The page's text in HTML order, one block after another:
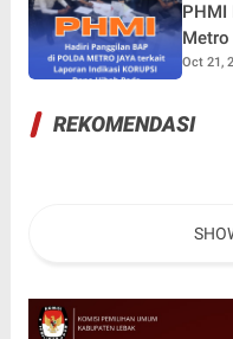
PHMI
Metro
Oct 21,
REKOMENDASI